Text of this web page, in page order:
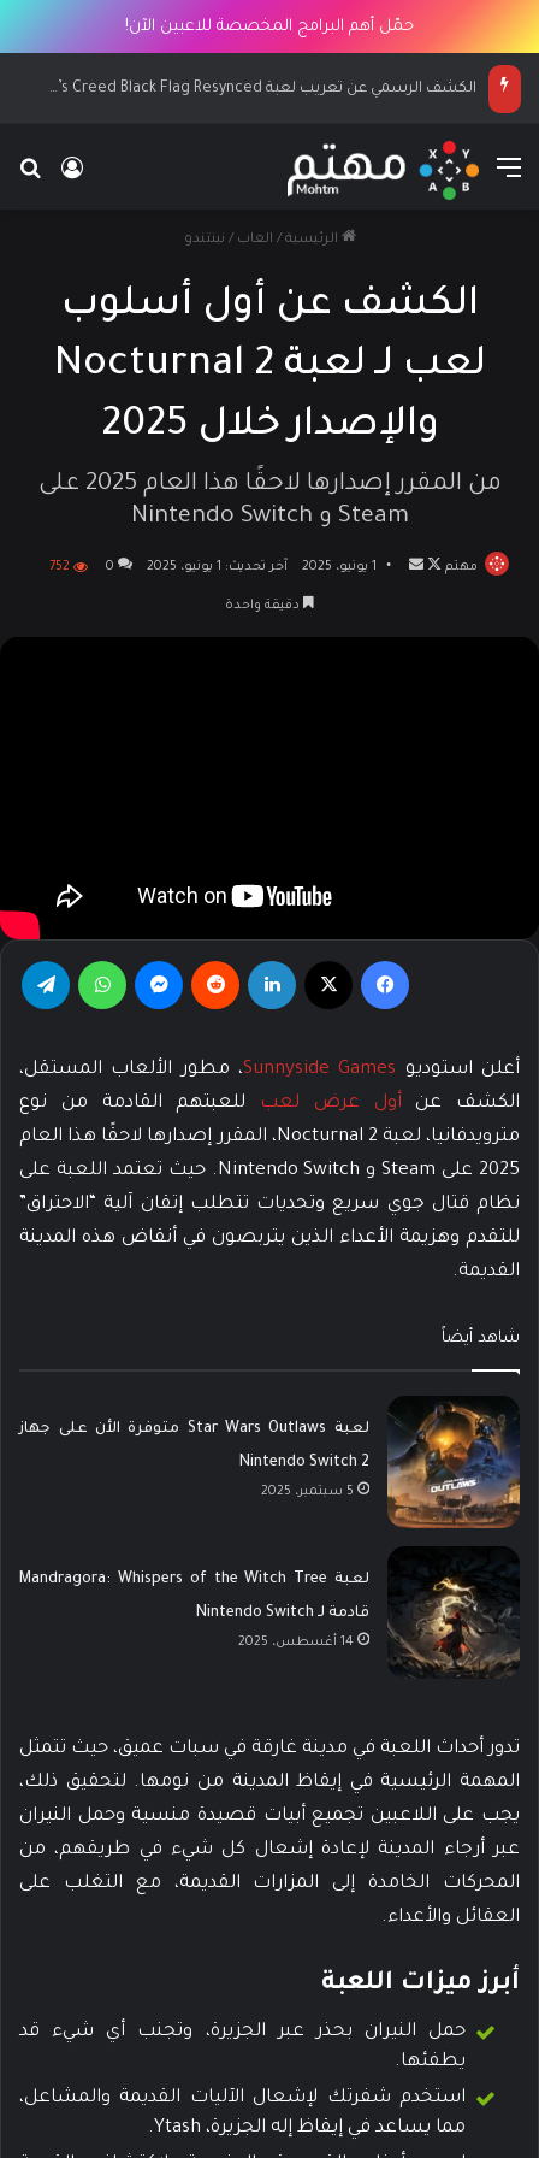
حمّل أهم البرامج المخصصة للاعبين الآن!
الكشف الرسمي عن تعريب لعبة Assassin’s Creed Black Flag Resynced
القائمة
الرئيسية / العاب / نينتندو
الكشف عن أول أسلوب
لعب لـ لعبة Nocturnal 2
والإصدار خلال 2025
من المقرر إصدارها لاحقًا هذا العام 2025 على
Steam و Nintendo Switch
مهتم
تابع أرسل1 يونيو، 2025 آخر تحديث: 1 يونيو، 2025 0
752
دقيقة واحدة
أعلن استوديو
، مطور الألعاب المستقل،
الكشف عن أول عرض لعب
للعبتهم القادمة من نوع
مترويدفانيا، لعبة Nocturnal 2، المقرر إصدارها لاحقًا هذا العام
2025 على Steam و Nintendo Switch. حيث تعتمد اللعبة على
نظام قتال جوي سريع وتحديات تتطلب إتقان آلية “الاحتراق”
للتقدم وهزيمة الأعداء الذين يتربصون في أنقاض هذه المدينة
القديمة.
شاهد أيضاً
لعبة Star Wars Outlaws متوفرة الأن على جهاز
Nintendo Switch 2
5 سبتمبر، 2025
لعبة Mandragora: Whispers of the Witch Tree
قادمة لـ Nintendo Switch
14 أغسطس، 2025
تدور أحداث اللعبة في مدينة غارقة في سبات عميق، حيث تتمثل
المهمة الرئيسية في إيقاظ المدينة من نومها. لتحقيق ذلك،
يجب على اللاعبين تجميع أبيات قصيدة منسية وحمل النيران
عبر أرجاء المدينة لإعادة إشعال كل شيء في طريقهم، من
المحركات الخامدة إلى المزارات القديمة، مع التغلب على
العقائل والأعداء.
أبرز ميزات اللعبة
حمل النيران بحذر عبر الجزيرة، وتجنب أي شيء قد
يطفئها.
استخدم شفرتك لإشعال الآليات القديمة والمشاعل،
مما يساعد في إيقاظ إله الجزيرة، Ytash.